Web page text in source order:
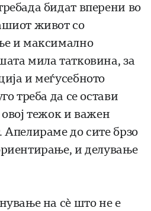
бидат вперени во
живот со
и максимално
мила татковина, за
и меѓусебното
треба да се остави
тежок и важен
до сите брзо
и делување
на сè што не е